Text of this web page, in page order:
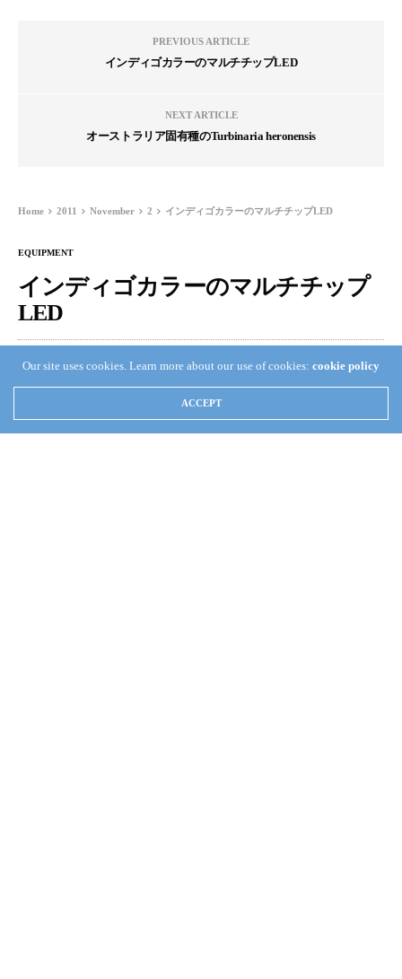
PREVIOUS ARTICLE
インディゴカラーのマルチチップLED
NEXT ARTICLE
オーストラリア固有種のTurbinaria heronensis
Home 2011 November 2 インディゴカラーのマルチチップLED
EQUIPMENT
インディゴカラーのマルチチップ
LED
TAKA KAMATA NOVEMBER 2, 2011 0
Our site uses cookies. Learn more about our use of cookies: cookie policy
ACCEPT